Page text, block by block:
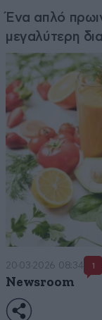
Ένα απλό
μεγαλύτερη
20·03·2026 08:34 1
Newsroom